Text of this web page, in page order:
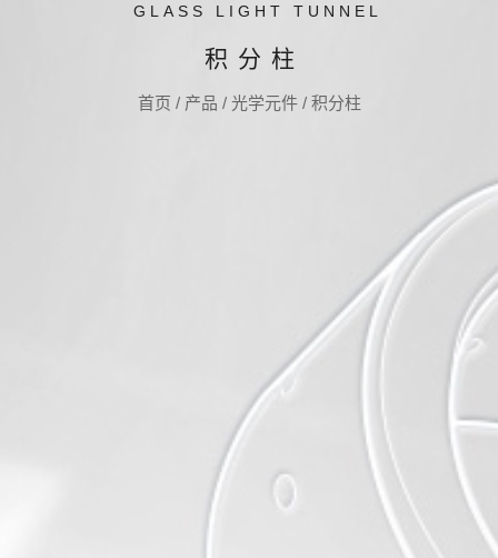
GLASS LIGHT TUNNEL
积分柱
首页 / 产品 / 光学元件 / 积分柱